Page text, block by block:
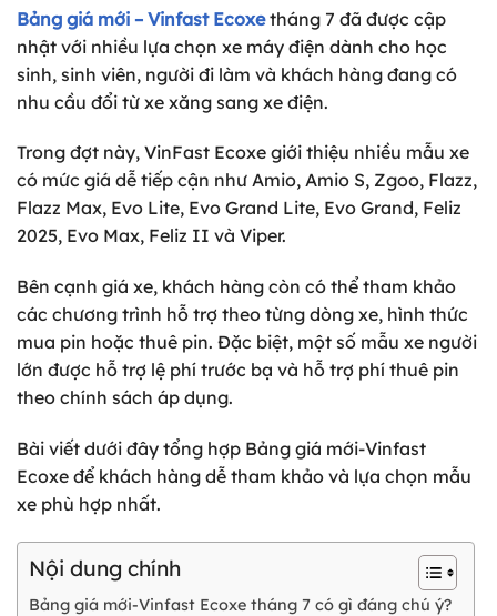
Bảng giá mới – Vinfast Ecoxetháng 7 đã được cập
nhật với nhiều lựa chọn xe máy điện dành cho học
sinh, sinh viên, người đi làm và khách hàng đang có
nhu cầu đổi từ xe xăng sang xe điện.
Trong đợt này, VinFast Ecoxe giới thiệu nhiều mẫu xe
có mức giá dễ tiếp cận như Amio, Amio S, Zgoo, Flazz,
Flazz Max, Evo Lite, Evo Grand Lite, Evo Grand, Feliz
2025, Evo Max, Feliz II và Viper.
Bên cạnh giá xe, khách hàng còn có thể tham khảo
các chương trình hỗ trợ theo từng dòng xe, hình thức
mua pin hoặc thuê pin. Đặc biệt, một số mẫu xe người
lớn được hỗ trợ lệ phí trước bạ và hỗ trợ phí thuê pin
theo chính sách áp dụng.
Bài viết dưới đây tổng hợp Bảng giá mới-Vinfast
Ecoxe để khách hàng dễ tham khảo và lựa chọn mẫu
xe phù hợp nhất.
Nội dung chính
Bảng giá mới-Vinfast Ecoxe tháng 7 có gì đáng chú ý?